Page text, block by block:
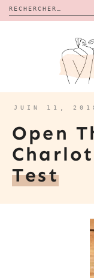
Rechercher :
CALENDRIERS
BON PLAN
À PROPOS
CONTACT
JUIN 11,
Open
Test